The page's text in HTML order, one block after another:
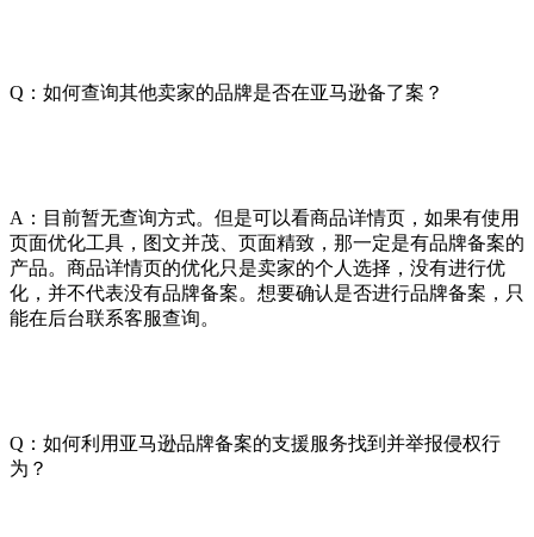
Q：如何查询其他卖家的品牌是否在亚马逊备了案？
A：目前暂无查询方式。但是可以看商品详情页，如果有使用
页面优化工具，图文并茂、页面精致，那一定是有品牌备案的
产品。商品详情页的优化只是卖家的个人选择，没有进行优
化，并不代表没有品牌备案。想要确认是否进行品牌备案，只
能在后台联系客服查询。
Q：如何利用亚马逊品牌备案的支援服务找到并举报侵权行
为？